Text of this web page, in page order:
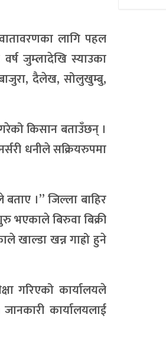
लागि पहल
जुम्लादेखि स्याउका
दैलेख, सोलुखुम्बु,
किसान बताउँछन् ।
धनीले सक्रियरुपमा
।” जिल्ला बाहिर
भएकाले बिरुवा बिक्री
खाल्डा खन्न गाह्रो हुने
गरिएको कार्यालयले
कार्यालयलाई